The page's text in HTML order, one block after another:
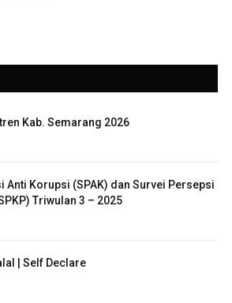
Kab. Semarang 2026
Anti Korupsi (SPAK) dan Survei Persepsi
Triwulan 3 – 2025
| Self Declare